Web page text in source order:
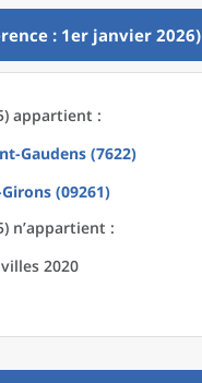
: 1er janvier 2026)
appartient :
Gaudens (7622)
(09261)
n’appartient :
2020